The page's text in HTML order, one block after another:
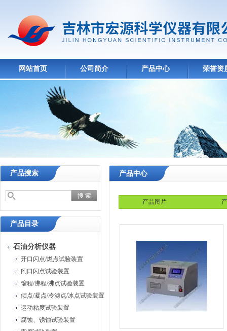
网站首页 公司简介 产品中心 荣誉资
产品搜索
产品目录
石油分析仪器
开口闪点/燃点试验装置
闭口闪点试验装置
馏程/沸程/沸点试验装置
倾点/凝点/冷滤点/冰点试验装置
运动粘度试验装置
腐蚀、锈蚀试验装置
产品中心
产品图片